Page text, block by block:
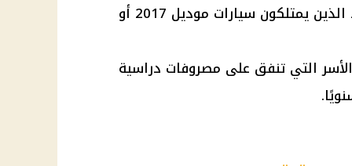
الأفراد الذين يمتلكون سيارات موديل 2017 أو
التي تنفق على مصروفات دراسية